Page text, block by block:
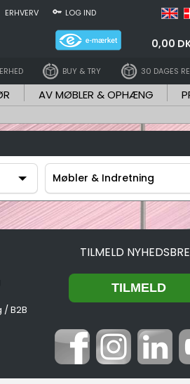
ERHVERV LOG IND
0,00
BUY & TRY 30 DAGES
AV MØBLER & OPHÆNG
Møbler & Indretning
Møbler & Indretning
/ B2B
TILMELD